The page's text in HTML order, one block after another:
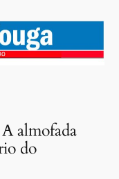
almofada
do